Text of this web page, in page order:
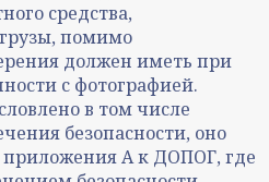
средства,
помимо
должен иметь при
с фотографией.
в том числе
безопасности, оно
приложения А к ДОПОГ, где